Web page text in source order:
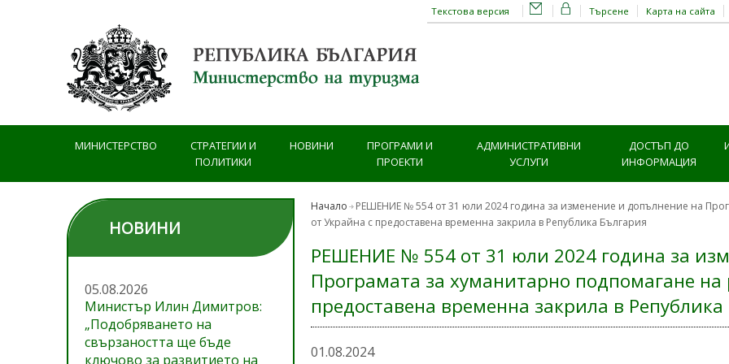
Търсене Карта на сайта
Текстова версия
МИНИСТЕРСТВО
СТРАТЕГИИ И
ПОЛИТИКИ
НОВИНИ
ПРОГРАМИ И
ПРОЕКТИ
АДМИНИСТРАТИВНИ
УСЛУГИ
ДОСТЪП ДО
ИНФОРМАЦИЯ
НОВИНИ
05.08.2026
Министър Илин Димитров:
„Подобряването на
свързаността ще бъде
ключово за развитието на
Начало
РЕШЕНИЕ № 554 от 31 юли 2024 година за изменение и допълнение на
от Украйна с предоставена временна закрила в Република България
РЕШЕНИЕ № 554 от 31 юли 2024 година за
Програмата за хуманитарно подпомагане на
предоставена временна закрила в
01.08.2024